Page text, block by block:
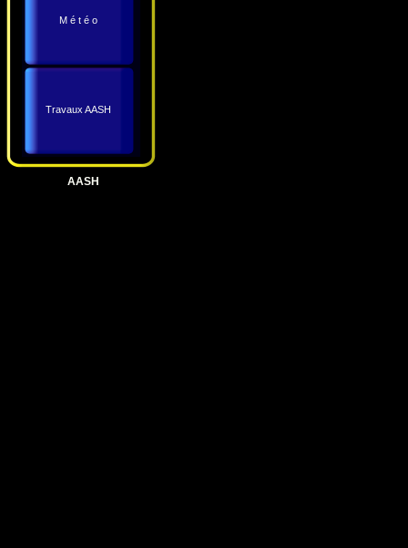
M é t é o
Travaux AASH
AASH